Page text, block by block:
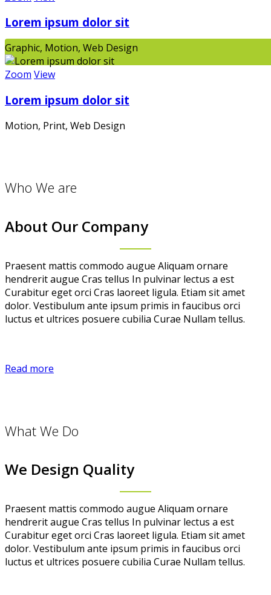
Lorem ipsum dolor sit
Graphic, Motion, Web Design
Zoom View
Lorem ipsum dolor sit
Motion, Print, Web Design
Who We are
About Our Company
Praesent mattis commodo augue Aliquam ornare
hendrerit augue Cras tellus In pulvinar lectus a est
Curabitur eget orci Cras laoreet ligula. Etiam sit amet
dolor. Vestibulum ante ipsum primis in faucibus orci
luctus et ultrices posuere cubilia Curae Nullam tellus.
Read more
What We Do
We Design Quality
Praesent mattis commodo augue Aliquam ornare
hendrerit augue Cras tellus In pulvinar lectus a est
Curabitur eget orci Cras laoreet ligula. Etiam sit amet
dolor. Vestibulum ante ipsum primis in faucibus orci
luctus et ultrices posuere cubilia Curae Nullam tellus.